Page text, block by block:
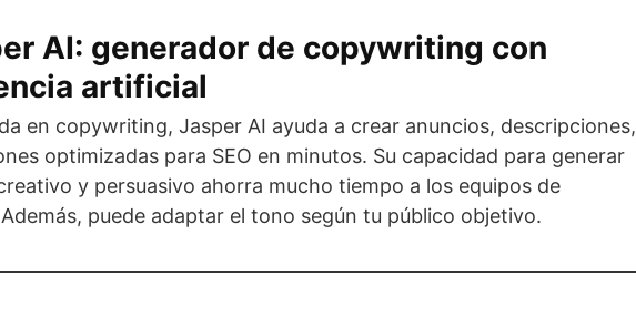
AI: generador de copywriting con
artificial
en copywriting, Jasper AI ayuda a crear anuncios, descripciones,
optimizadas para SEO en minutos. Su capacidad para generar
y persuasivo ahorra mucho tiempo a los equipos de
puede adaptar el tono según tu público objetivo.